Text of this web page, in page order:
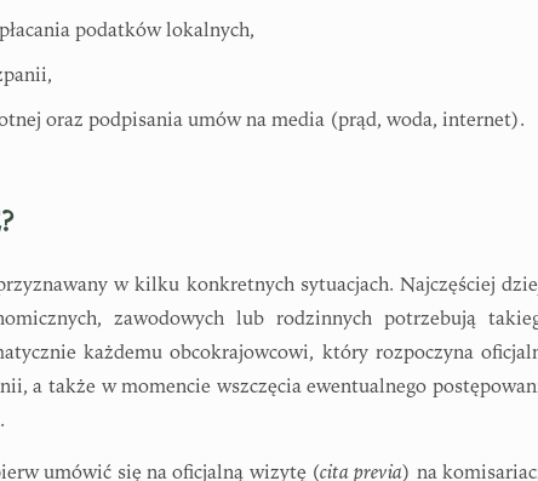
podatków lokalnych,
oraz podpisania umów na media (prąd, woda, internet).
w kilku konkretnych sytuacjach. Najczęściej
zawodowych lub rodzinnych potrzebują
każdemu obcokrajowcowi, który rozpoczyna
a także w momencie wszczęcia ewentualnego
umówić się na oficjalną wizytę (cita previa) na